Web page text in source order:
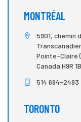
MONTRÉAL
5901, chemin
Pointe-Claire
Canada H9R
514 694-2493
TORONTO